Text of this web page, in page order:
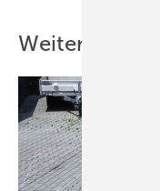
Weitere Inhalte